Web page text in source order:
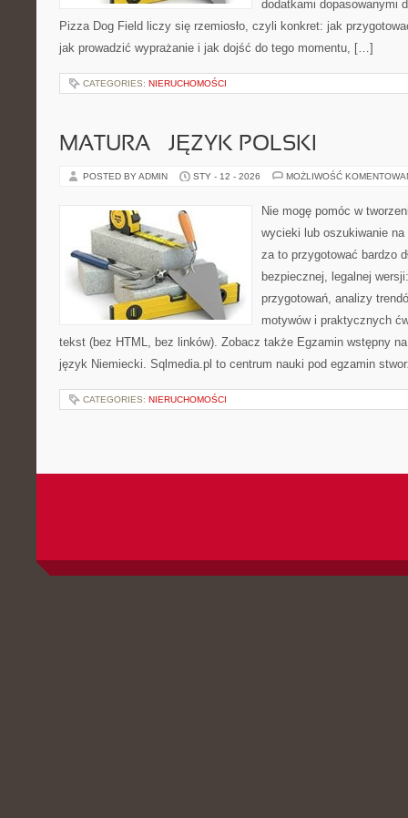
dodatkami dopasowanymi
Pizza Dog Field liczy się rzemiosło, czyli konkret: jak
jak prowadzić wyprażanie i jak dojść do tego momentu, […]
CATEGORIES: NIERUCHOMOŚCI
MATURA – JĘZYK POLSKI
POSTED BY ADMIN STY - 12 - 2026 MOŻLIWOŚĆ
Nie mogę pomóc w
wycieki lub oszukiwanie na
za to przygotować bardzo
bezpiecznej, legalnej
przygotowań, analizy
motywów i praktycznych
tekst (bez HTML, bez linków). Zobacz także Egzamin wstępny
język Niemiecki. Sqlmedia.pl to centrum nauki pod egzamin
CATEGORIES: NIERUCHOMOŚCI